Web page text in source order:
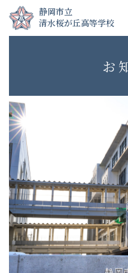
Skip
to
content
静岡市立
清水桜が丘高等学校
お